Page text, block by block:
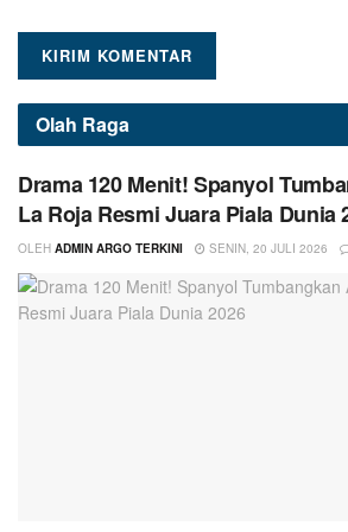
Olah Raga
Drama 120 Menit! Spanyol
La Roja Resmi Juara Piala Dunia
OLEH ADMIN ARGO TERKINI SENIN, 20 JULI 2026